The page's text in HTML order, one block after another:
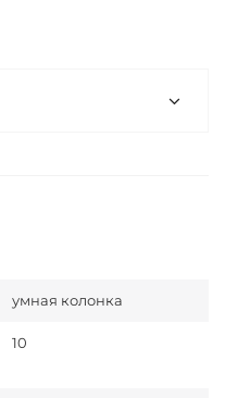
умная колонка
10